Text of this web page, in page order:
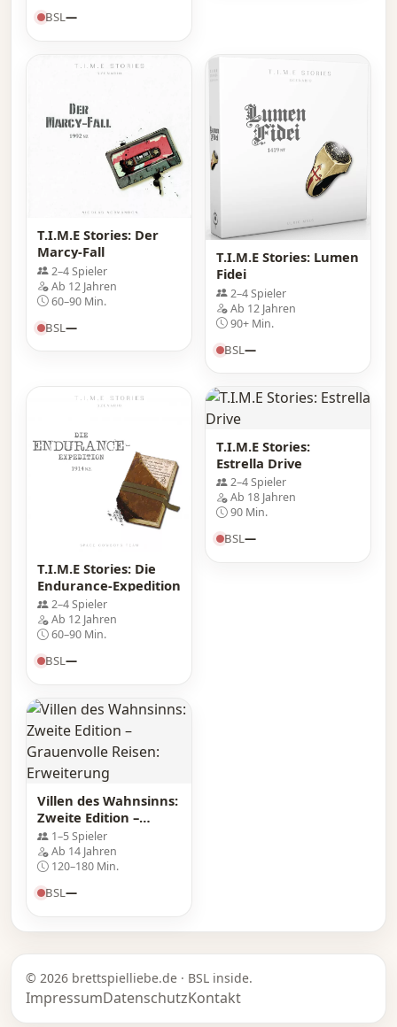
BSL—
T.I.M.E Stories: Der
Marcy-Fall
2–4 Spieler
Ab 12 Jahren
60–90 Min.
BSL—
T.I.M.E Stories: Lumen
Fidei
2–4 Spieler
Ab 12 Jahren
90+ Min.
BSL—
T.I.M.E Stories: Die
Endurance-Expedition
2–4 Spieler
Ab 12 Jahren
60–90 Min.
BSL—
T.I.M.E Stories:
Estrella Drive
2–4 Spieler
Ab 18 Jahren
90 Min.
BSL—
Villen des Wahnsinns:
Zweite Edition –
Grauenvolle Reisen:
Erweiterung
1–5 Spieler
Ab 14 Jahren
120–180 Min.
BSL—
© 2026 brettspielliebe.de · BSL inside.
ImpressumDatenschutzKontakt